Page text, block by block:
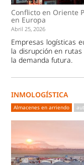
Conflicto en Oriente
en Europa
Abril 25, 2026
Empresas logísticas
la disrupción en
la demanda futura.
INMOLOGÍSTICA
Almacenes en arriendo